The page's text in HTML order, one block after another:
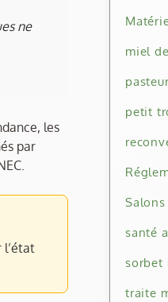
ne
les
par
l’état
miel
petit
santé
sorbet
traite